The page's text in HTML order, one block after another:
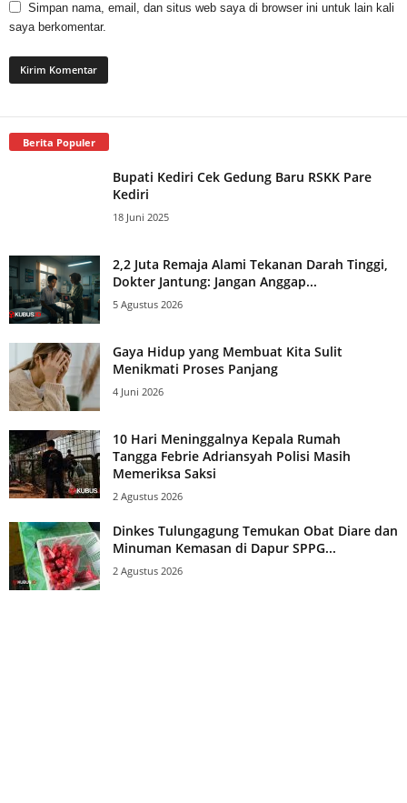
Simpan nama, email, dan situs web saya di browser ini untuk lain kali
saya berkomentar.
Berita Populer
Bupati Kediri Cek Gedung Baru RSKK Pare
Kediri
18 Juni 2025
2,2 Juta Remaja Alami Tekanan Darah Tinggi,
Dokter Jantung: Jangan Anggap...
5 Agustus 2026
Gaya Hidup yang Membuat Kita Sulit
Menikmati Proses Panjang
4 Juni 2026
10 Hari Meninggalnya Kepala Rumah
Tangga Febrie Adriansyah Polisi Masih
Memeriksa Saksi
2 Agustus 2026
Dinkes Tulungagung Temukan Obat Diare dan
Minuman Kemasan di Dapur SPPG...
2 Agustus 2026